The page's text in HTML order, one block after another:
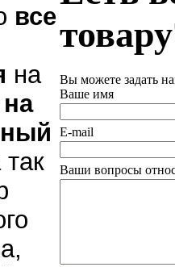
все
на
на
Вы можете задать
Ваше имя
E-mail
Ваши вопросы